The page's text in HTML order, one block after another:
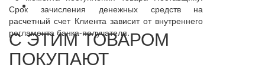
Срок зачисления денежных средств на
расчетный счет Клиента зависит от внутреннего
регламента банка-получателя.
С ЭТИМ ТОВАРОМ
ПОКУПАЮТ